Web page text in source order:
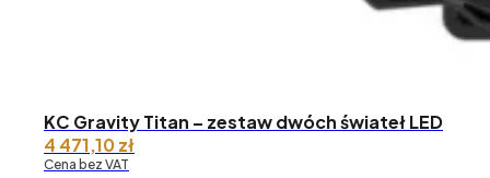
KC Gravity Titan – zestaw dwóch świateł LED
4 471,10zł
Cena bez VAT